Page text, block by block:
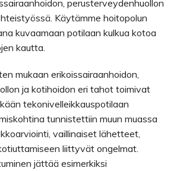
perusterveydenhuollon
Käytämme hoitopolun
kuvaamaan potilaan kulkua kotoa
kautta.
mukaan erikoissairaanhoidon,
ja kotihoidon eri tahot toimivat
tekonivelleikkauspotilaan
tunnistettiin muun muassa
vaillinaiset lähetteet,
liittyvät ongelmat.
jättää esimerkiksi